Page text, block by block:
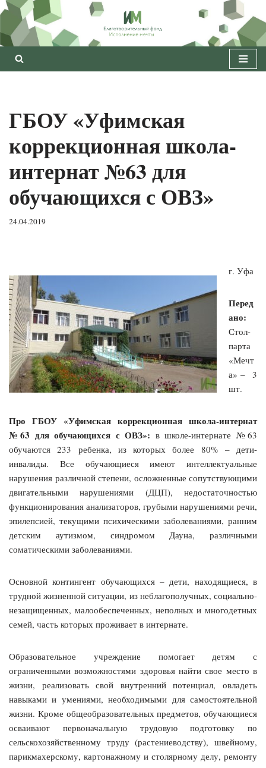
Перейти
к
содержимому
ГБОУ «Уфимская
коррекционная школа-
интернат №63 для
обучающихся с ОВЗ»
24.04.2019
г. Уфа
Перед
ано:
Стол-
парта
«Мечт
а» – 3
шт.
Про ГБОУ «Уфимская коррекционная школа-интернат
№63 для обучающихся с ОВЗ»: в школе-интернате №63
обучаются 233 ребенка, из которых более 80% – дети-
инвалиды. Все обучающиеся имеют интеллектуальные
нарушения различной степени, осложненные сопутствующими
двигательными нарушениями (ДЦП), недостаточностью
функционирования анализаторов, грубыми нарушениями речи,
эпилепсией, текущими психическими заболеваниями, ранним
детским аутизмом, синдромом Дауна, различными
соматическими заболеваниями.
Основной контингент обучающихся – дети, находящиеся, в
трудной жизненной ситуации, из неблагополучных, социально-
незащищенных, малообеспеченных, неполных и многодетных
семей, часть которых проживает в интернате.
Образовательное учреждение помогает детям с
ограниченными возможностями здоровья найти свое место в
жизни, реализовать свой внутренний потенциал, овладеть
навыками и умениями, необходимыми для самостоятельной
жизни. Кроме общеобразовательных предметов, обучающиеся
осваивают первоначальную трудовую подготовку по
сельскохозяйственному труду (растениеводству), швейному,
парикмахерскому, картонажному и столярному делу, ремонту